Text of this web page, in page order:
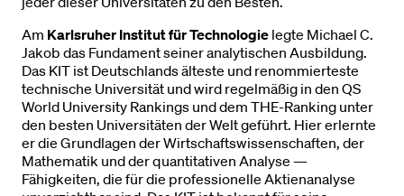
Am Karlsruher Institut für Technologie legte Michael C.
Jakob das Fundament seiner analytischen Ausbildung.
Das KIT ist Deutschlands älteste und renommierteste
technische Universität und wird regelmäßig in den QS
World University Rankings und dem THE-Ranking unter
den besten Universitäten der Welt geführt. Hier erlernte
er die Grundlagen der Wirtschaftswissenschaften, der
Mathematik und der quantitativen Analyse —
Fähigkeiten, die für die professionelle Aktienanalyse